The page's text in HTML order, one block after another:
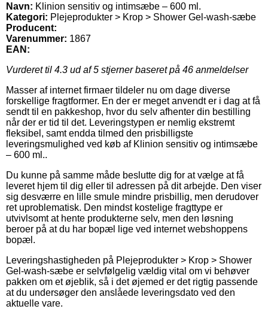
Navn: Klinion sensitiv og intimsæbe – 600 ml.
Kategori: Plejeprodukter > Krop > Shower Gel-wash-sæbe
Producent:
Varenummer: 1867
EAN:
Vurderet til 4.3 ud af 5 stjerner baseret på 46 anmeldelser
Masser af internet firmaer tildeler nu om dage diverse
forskellige fragtformer. En der er meget anvendt er i dag at få
sendt til en pakkeshop, hvor du selv afhenter din bestilling
når der er tid til det. Leveringstypen er nemlig ekstremt
fleksibel, samt endda tilmed den prisbilligste
leveringsmulighed ved køb af Klinion sensitiv og intimsæbe
– 600 ml..
Du kunne på samme måde beslutte dig for at vælge at få
leveret hjem til dig eller til adressen på dit arbejde. Den viser
sig desværre en lille smule mindre prisbillig, men derudover
ret uproblematisk. Den mindst kostelige fragttype er
utvivlsomt at hente produkterne selv, men den løsning
beroer på at du har bopæl lige ved internet webshoppens
bopæl.
Leveringshastigheden på Plejeprodukter > Krop > Shower
Gel-wash-sæbe er selvfølgelig vældig vital om vi behøver
pakken om et øjeblik, så i det øjemed er det rigtig passende
at du undersøger den anslåede leveringsdato ved den
aktuelle vare.